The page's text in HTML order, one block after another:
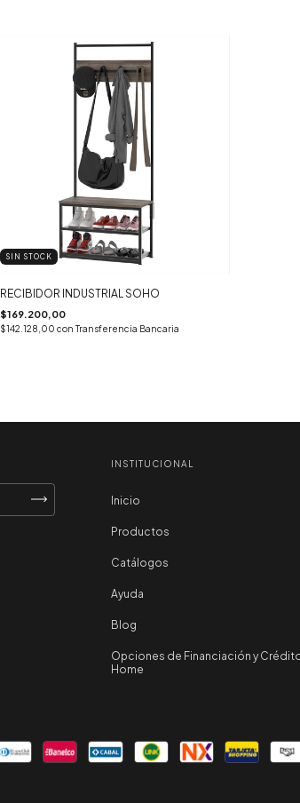
SIN STOCK
RECIBIDOR INDUSTRIAL SOHO
$169.200,00
$142.128,00 con Transferencia Bancaria
INSTITUCIONAL
Inicio
Productos
Catálogos
Ayuda
Blog
Opciones de Financiación y
Home